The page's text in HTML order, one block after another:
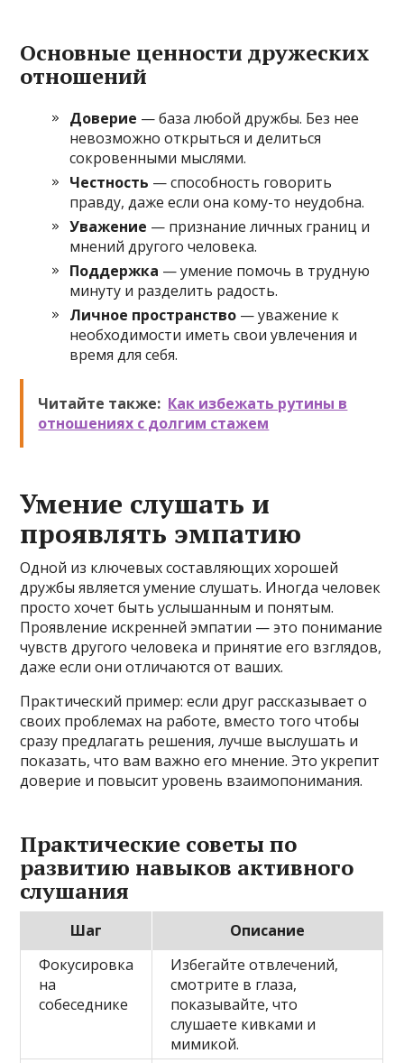
Основные ценности дружеских
отношений
Доверие — база любой дружбы. Без нее
невозможно открыться и делиться
сокровенными мыслями.
Честность — способность говорить
правду, даже если она кому-то неудобна.
Уважение — признание личных границ и
мнений другого человека.
Поддержка — умение помочь в трудную
минуту и разделить радость.
Личное пространство — уважение к
необходимости иметь свои увлечения и
время для себя.
Читайте также: Как избежать рутины в
отношениях с долгим стажем
Умение слушать и
проявлять эмпатию
Одной из ключевых составляющих хорошей
дружбы является умение слушать. Иногда человек
просто хочет быть услышанным и понятым.
Проявление искренней эмпатии — это понимание
чувств другого человека и принятие его взглядов,
даже если они отличаются от ваших.
Практический пример: если друг рассказывает о
своих проблемах на работе, вместо того чтобы
сразу предлагать решения, лучше выслушать и
показать, что вам важно его мнение. Это укрепит
доверие и повысит уровень взаимопонимания.
Практические советы по
развитию навыков активного
слушания
Шаг
Описание
Фокусировка
на
собеседнике
Избегайте отвлечений,
смотрите в глаза,
показывайте, что
слушаете кивками и
мимикой.